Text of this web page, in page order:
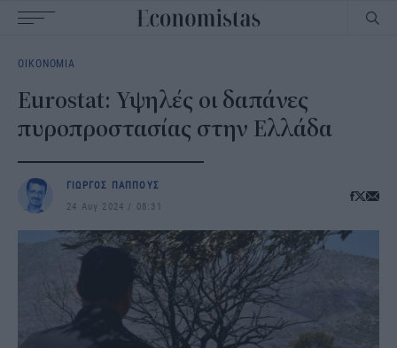
navigation
ΟΙΚΟΝΟΜΙΑ
Eurostat: Υψηλές οι δαπάνες
πυροπροστασίας στην Ελλάδα
ΓΙΩΡΓΟΣ ΠΑΠΠΟΥΣ
24 Αυγ 2024
08:31